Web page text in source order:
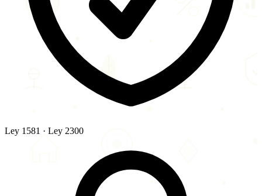
Ley 1581 · Ley 2300